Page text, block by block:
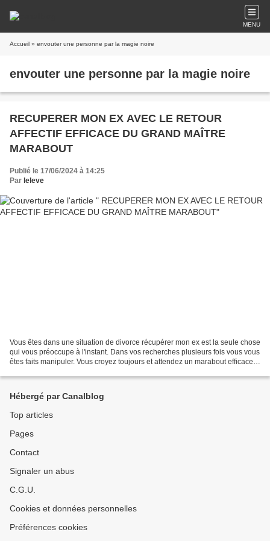
MENU
Accueil » envouter une personne par la magie noire
envouter une personne par la magie noire
RECUPERER MON EX AVEC LE RETOUR
AFFECTIF EFFICACE DU GRAND MAÎTRE
MARABOUT
Publié le 17/06/2024 à 14:25
Par leleve
Vous êtes dans une situation de divorce récupérer mon ex est la seule chose
qui vous préoccupe à l'instant. Dans vos recherches plusieurs fois vous vous
êtes faits manipuler. Vous croyez toujours et attendez un marabout efficace
Hébergé par Canalblog
Top articles
Pages
Contact
Signaler un abus
C.G.U.
Cookies et données personnelles
Préférences cookies